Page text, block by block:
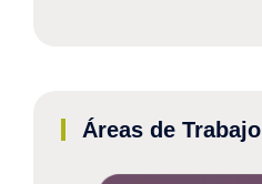
Áreas de Trabajo